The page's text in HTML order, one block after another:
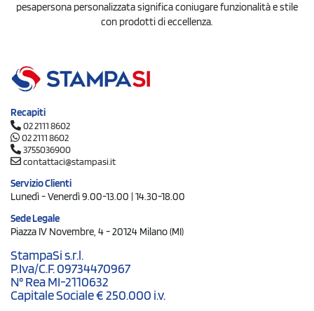
pesapersona personalizzata significa coniugare funzionalità e stile
con prodotti di eccellenza.
Recapiti
02 2111 8602
02 2111 8602
3755036900
contattaci@stampasi.it
Servizio Clienti
Lunedì - Venerdì 9.00-13.00 | 14.30-18.00
Sede Legale
Piazza IV Novembre, 4 - 20124 Milano (MI)
StampaSi s.r.l.
P.Iva/C.F. 09734470967
N° Rea MI-2110632
Capitale Sociale € 250.000 i.v.